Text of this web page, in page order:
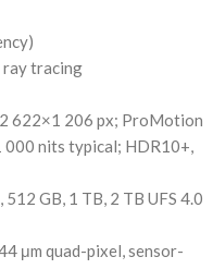
ray tracing
622×1 206 px; ProMotion
000 nits typical; HDR10+,
GB, 1 TB, 2 TB UFS 4.0
μm quad-pixel, sensor-